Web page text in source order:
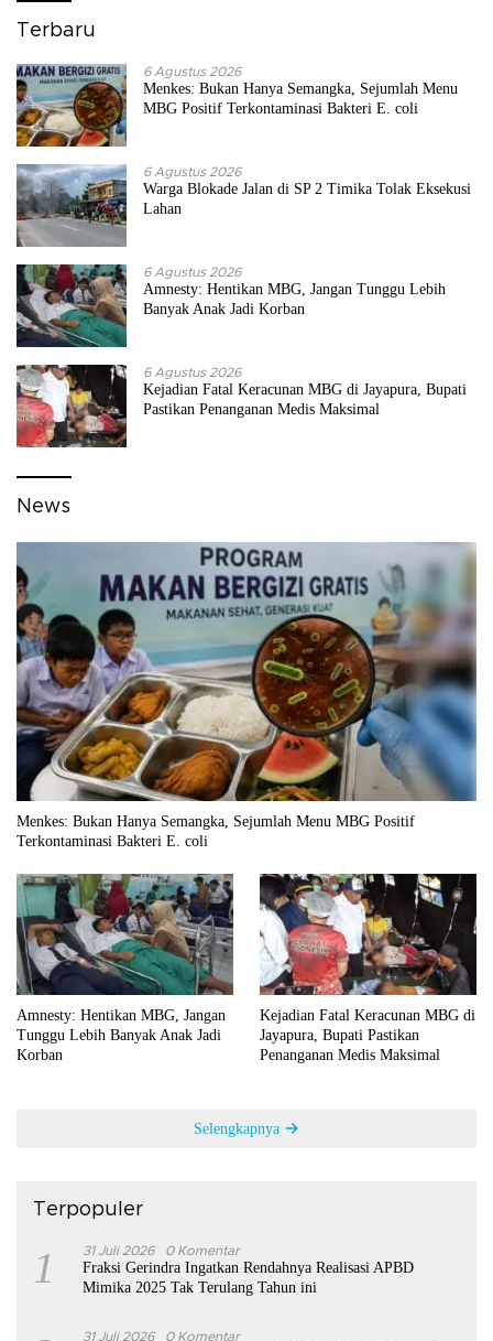
Terbaru
6 Agustus 2026
Menkes: Bukan Hanya Semangka, Sejumlah Menu
MBG Positif Terkontaminasi Bakteri E. coli
6 Agustus 2026
Warga Blokade Jalan di SP 2 Timika Tolak Eksekusi
Lahan
6 Agustus 2026
Amnesty: Hentikan MBG, Jangan Tunggu Lebih
Banyak Anak Jadi Korban
6 Agustus 2026
Kejadian Fatal Keracunan MBG di Jayapura, Bupati
Pastikan Penanganan Medis Maksimal
News
Menkes: Bukan Hanya Semangka, Sejumlah Menu MBG Positif
Terkontaminasi Bakteri E. coli
Amnesty: Hentikan MBG, Jangan
Tunggu Lebih Banyak Anak Jadi
Korban
Kejadian Fatal Keracunan MBG di
Jayapura, Bupati Pastikan
Penanganan Medis Maksimal
Selengkapnya
Terpopuler
1 31 Juli 2026 0 Komentar
Fraksi Gerindra Ingatkan Rendahnya Realisasi APBD
Mimika 2025 Tak Terulang Tahun ini
31 Juli 2026 0 Komentar